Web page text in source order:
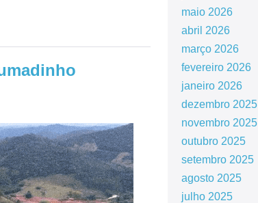
maio 2026
abril 2026
março 2026
fevereiro 2026
janeiro 2026
dezembro 2025
novembro 2025
outubro 2025
setembro 2025
agosto 2025
julho 2025